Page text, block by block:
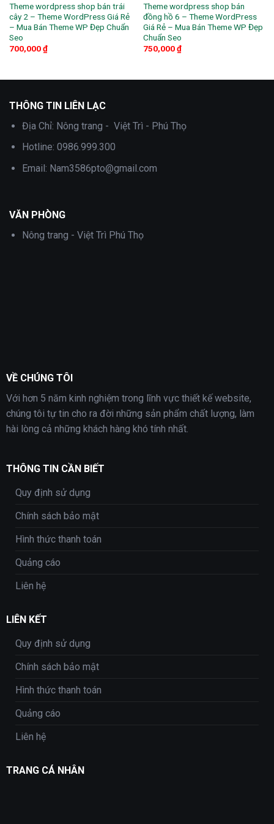
Theme wordpress shop bán trái
cây 2 – Theme WordPress Giá Rẻ
– Mua Bán Theme WP Đẹp Chuẩn
Seo
700,000₫
Theme wordpress shop bán
đồng hồ 6 – Theme WordPress
Giá Rẻ – Mua Bán Theme WP Đẹp
Chuẩn Seo
750,000₫
THÔNG TIN LIÊN LẠC
Địa Chỉ: Nông trang - Việt Trì - Phú Thọ
Hotline: 0986.999.300
Email: Nam3586pto@gmail.com
VĂN PHÒNG
Nông trang - Việt Trì Phú Thọ
VỀ CHÚNG TÔI
Với hơn 5 năm kinh nghiệm trong lĩnh vực thiết kế website,
chúng tôi tự tin cho ra đời những sản phẩm chất lượng, làm
hài lòng cả những khách hàng khó tính nhất.
THÔNG TIN CẦN BIẾT
Quy định sử dụng
Chính sách bảo mật
Hình thức thanh toán
Quảng cáo
Liên hệ
LIÊN KẾT
Quy định sử dụng
Chính sách bảo mật
Hình thức thanh toán
Quảng cáo
Liên hệ
TRANG CÁ NHÂN